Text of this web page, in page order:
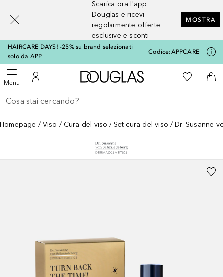
Scarica ora l'app
Douglas e ricevi
regolarmente offerte
esclusive e sconti
MOSTRA
HAIRCARE DAYS! -25% su brand selezionati
solo da APP
Codice:APPCARE
MenuApri menuAl Mio Account
A Douglas HomeAlla Mia
Al
Torna indietro
Esegui ricerca
Homepage Viso Cura del viso Set cura del viso Dr. Susanne
[navigation.slideout.screenreader]